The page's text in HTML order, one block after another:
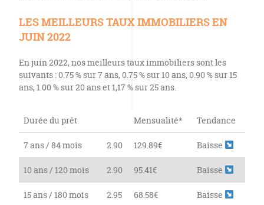
LES MEILLEURS TAUX IMMOBILIERS EN
JUIN 2022
En juin 2022, nos meilleurs taux immobiliers sont les
suivants : 0.75 % sur 7 ans, 0.75 % sur 10 ans, 0.90 % sur 15
ans, 1.00 % sur 20 ans et 1,17 % sur 25 ans.
Durée du prêt Mensualité* Tendance
7 ans / 84 mois 2.90 129.89€ Baisse
10 ans / 120 mois 2.90 95.41€ Baisse
15 ans / 180 mois 2.95 68.58€ Baisse